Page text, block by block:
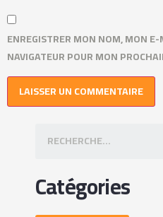
ENREGISTRER MON NOM, MON
NAVIGATEUR POUR MON
Catégories